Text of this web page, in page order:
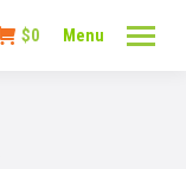
$0 Menu